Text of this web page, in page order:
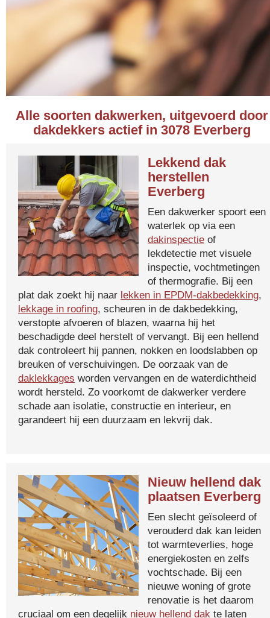
Alle soorten dakwerken, uitgevoerd door
dakdekkers actief in 3078 Everberg
Lekkend dak
herstellen
Everberg
Een dakwerker spoort een
waterlek op via een
dakinspectie of
lekdetectie met visuele
inspectie, vochtmetingen
of thermografie. Bij een
plat dak zoekt hij naar lekken in EPDM-dakbedekking,
lekkage in roofing, scheuren in de dakbedekking,
verstopte afvoeren of blazen, waarna hij het
beschadigde deel herstelt of vervangt. Bij een hellend
dak controleert hij pannen, nokken en loodslabben op
breuken of verschuivingen. De oorzaak van de
daklekkages worden vervangen en de waterdichtheid
wordt hersteld. Zo voorkomt de dakwerker verdere
schade aan isolatie, constructie en interieur, en
garandeert hij een duurzaam en lekvrij dak.
Nieuw hellend dak
plaatsen Everberg
Een slecht geïsoleerd of
verouderd dak kan leiden
tot warmteverlies, hoge
energiekosten en zelfs
vochtschade. Bij een
nieuwe woning of grote
renovatie is het daarom
cruciaal om een degelijk nieuw hellend dak te laten